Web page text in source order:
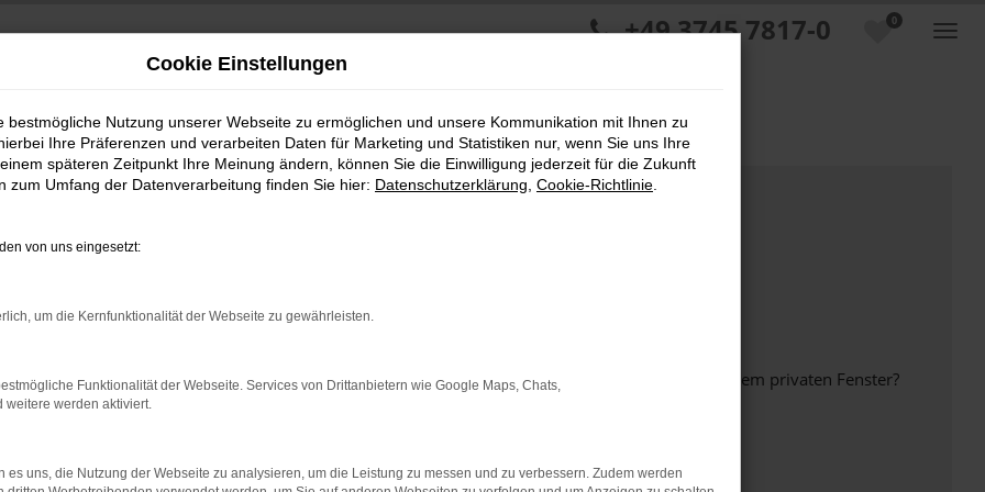
0
+49 3745 7817-0
bestimmter Seiten verhindern. Funktioniert die Seite in einem anderen Browser oder in einem privaten Fenster?
beheben.
auf dem neuesten Stand sind.
Cookie Einstellungen
bestmögliche Nutzung unserer Webseite zu ermöglichen und unsere Kommunikation mit Ihnen zu
Ihre Präferenzen und verarbeiten Daten für Marketing und Statistiken nur, wenn Sie uns Ihre
späteren Zeitpunkt Ihre Meinung ändern, können Sie die Einwilligung jederzeit für die Zukunft
zum Umfang der Datenverarbeitung finden Sie hier: Datenschutzerklärung Cookie-Richtlinie
von uns eingesetzt:
um die Kernfunktionalität der Webseite zu gewährleisten.
Funktionalität der Webseite. Services von Drittanbietern wie Google Maps, Chats,
weitere werden aktiviert.
es uns, die Nutzung der Webseite zu analysieren, um die Leistung zu messen und zu verbessern. Zudem werden